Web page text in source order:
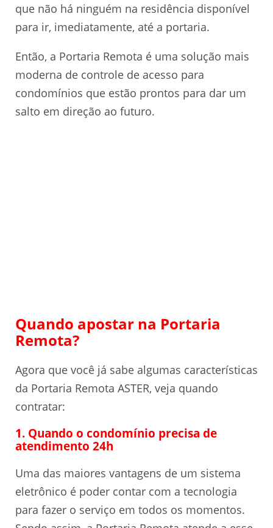
que não há ninguém na residência disponível
para ir, imediatamente, até a portaria.
Então, a Portaria Remota é uma solução mais
moderna de controle de acesso para
condomínios que estão prontos para dar um
salto em direção ao futuro.
Quando apostar na Portaria
Remota?
Agora que você já sabe algumas características
da Portaria Remota ASTER, veja quando
contratar:
1. Quando o condomínio precisa de
atendimento 24h
Uma das maiores vantagens de um sistema
eletrônico é poder contar com a tecnologia
para fazer o serviço em todos os momentos.